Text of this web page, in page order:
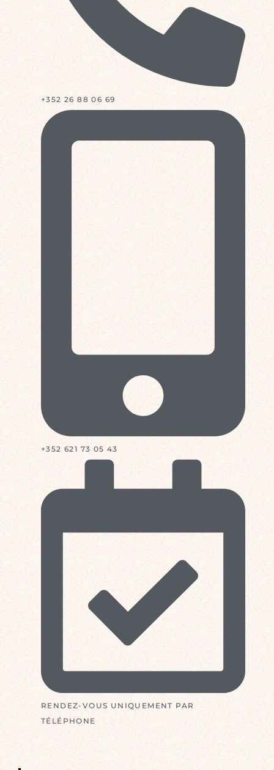
+352 26 88 06 69
+352 621 73 05 43
RENDEZ-VOUS UNIQUEMENT PAR
TÉLÉPHONE